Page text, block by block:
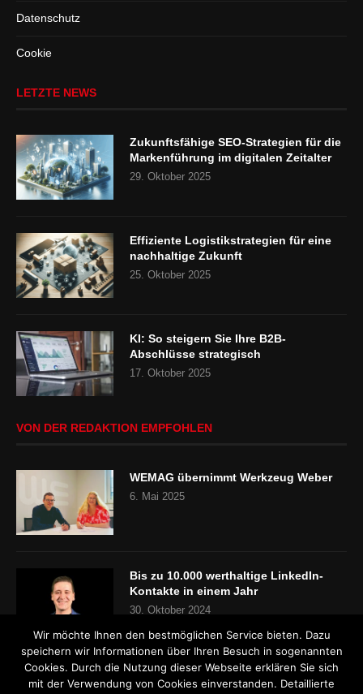
Datenschutz
Cookie
LETZTE NEWS
Zukunftsfähige SEO-Strategien für die
Markenführung im digitalen Zeitalter
29. Oktober 2025
Effiziente Logistikstrategien für eine
nachhaltige Zukunft
25. Oktober 2025
KI: So steigern Sie Ihre B2B-
Abschlüsse strategisch
17. Oktober 2025
VON DER REDAKTION EMPFOHLEN
WEMAG übernimmt Werkzeug Weber
6. Mai 2025
Bis zu 10.000 werthaltige LinkedIn-
Kontakte in einem Jahr
30. Oktober 2024
„Es gibt keinen Fachkräftemangel“
Wir möchte Ihnen den bestmöglichen Service bieten. Dazu
speichern wir Informationen über Ihren Besuch in sogenannten
Cookies. Durch die Nutzung dieser Webseite erklären Sie sich
mit der Verwendung von Cookies einverstanden. Detaillierte